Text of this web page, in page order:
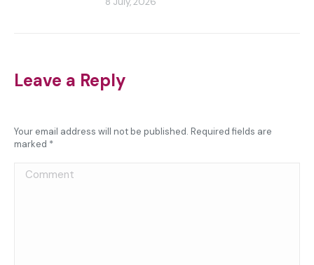
Leave a Reply
Your email address will not be published. Required fields are
marked *
Comment